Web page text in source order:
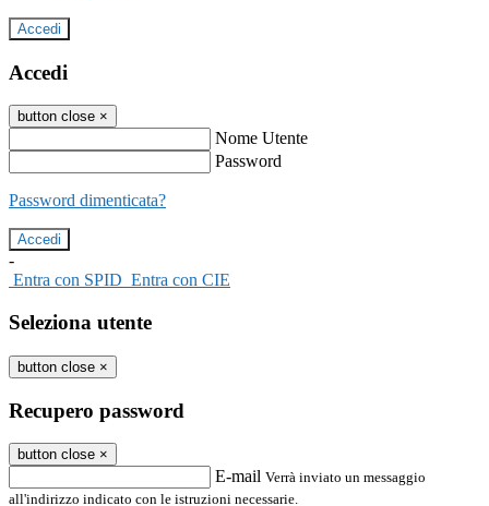
Accedi
Accedi
button close ×
Nome Utente
Password
Password dimenticata?
-
Entra con SPID Entra con CIE
Seleziona utente
button close ×
Recupero password
button close ×
E-mail Verrà inviato un messaggio
all'indirizzo indicato con le istruzioni necessarie.